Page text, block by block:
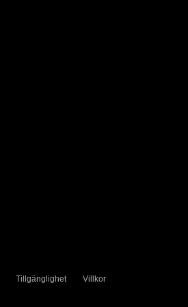
Tillgänglighet Villkor